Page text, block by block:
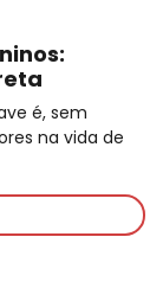
é, sem
na vida de